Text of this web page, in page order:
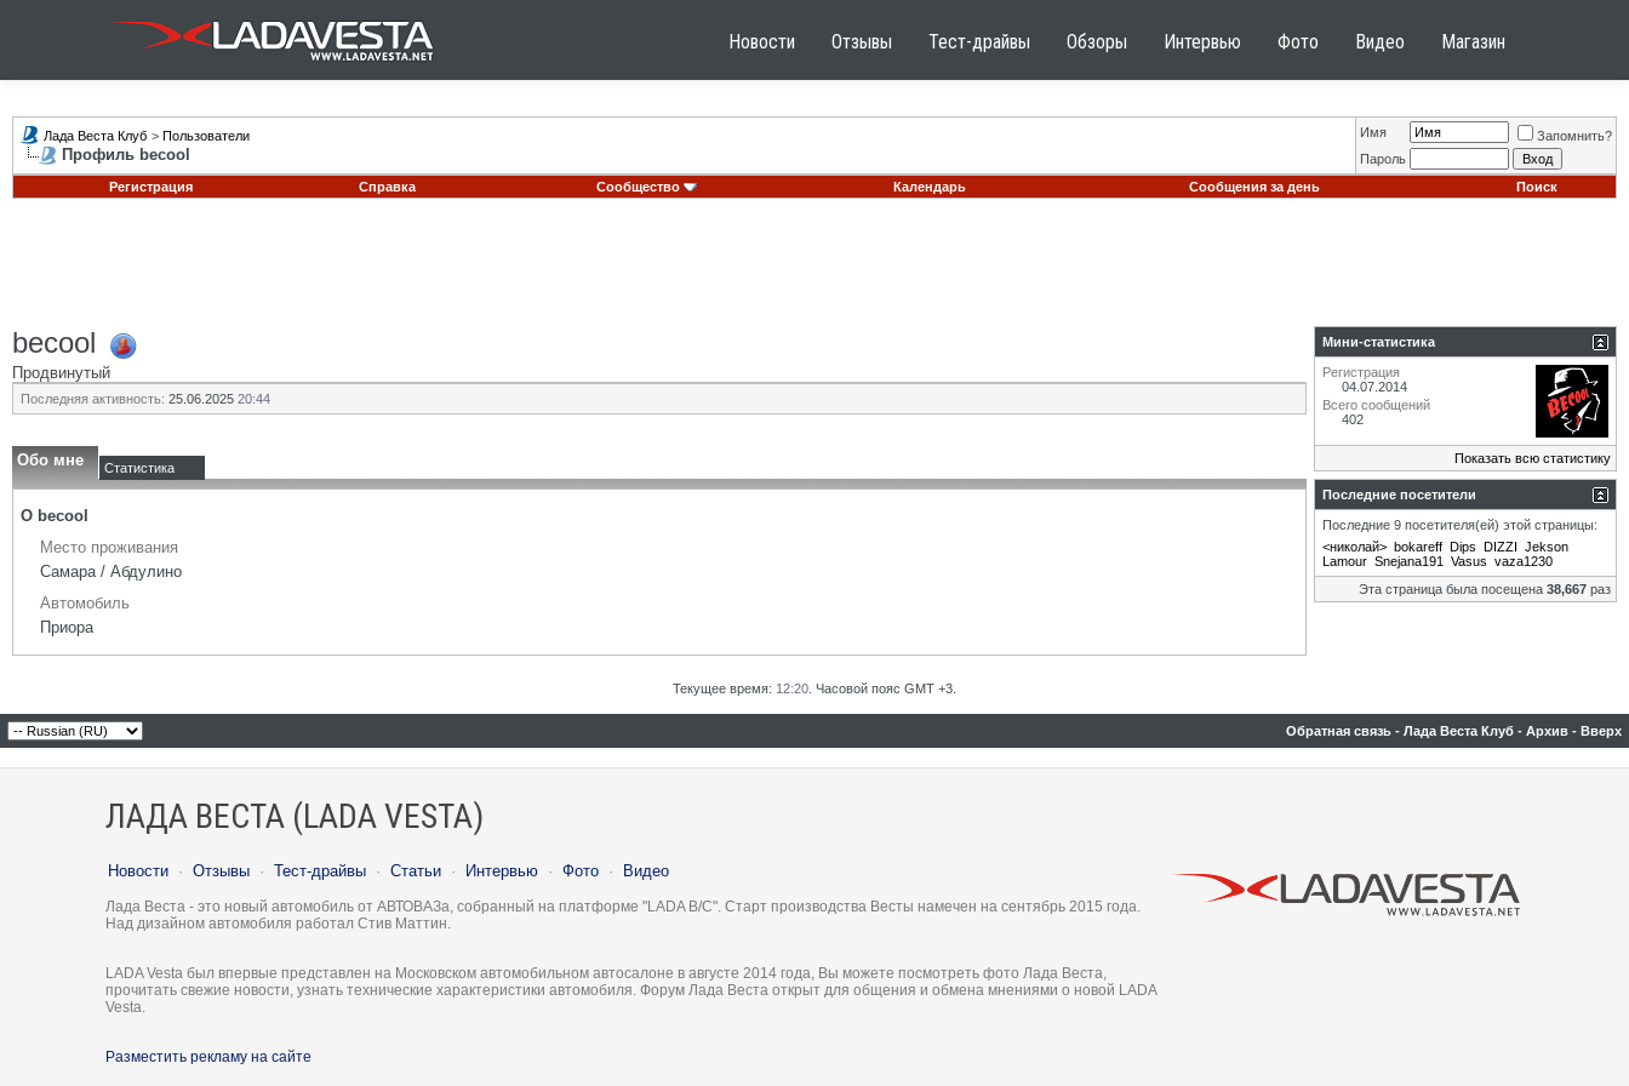
Новости Отзывы Тест-драйвы Обзоры Интервью Фото Видео Магазин
Лада Веста Клуб > Пользователи
Профиль becool
Имя
Запомнить?
Пароль
Регистрация
Справка Сообщество Календарь Сообщения за день Поиск
becool
Продвинутый
Последняя активность: 25.06.2025 20:44
Обо мне Статистика
О becool
Место проживания
Самара / Абдулино
Автомобиль
Приора
Мини-статистика
Регистрация
04.07.2014
Всего сообщений
402
Показать всю статистику
Последние посетители
Последние 9 посетителя(ей) этой страницы:
<николай> bokareff Dips DIZZI Jekson
Lamour Snejana191 Vasus vaza1230
Эта страница была посещена 38,667 раз
Текущее время: 12:20 . Часовой пояс GMT +3.
Обратная связь - Лада Веста Клуб - Архив - Вверх
ЛАДА ВЕСТА (LADA VESTA)
Новости · Отзывы · Тест-драйвы · Статьи · Интервью · Фото · Видео
Лада Веста - это новый автомобиль от АВТОВАЗа, собранный на платформе "LADA B/C". Старт производства Весты намечен на сентябрь 2015 года.
Над дизайном автомобиля работал Стив Маттин.
LADA Vesta был впервые представлен на Московском автомобильном автосалоне в августе 2014 года, Вы можете посмотреть фото Лада Веста,
прочитать свежие новости, узнать технические характеристики автомобиля. Форум Лада Веста открыт для общения и обмена мнениями о новой LADA
Vesta.
Разместить рекламу на сайте